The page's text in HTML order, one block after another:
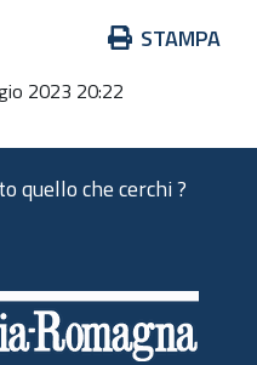
STAMPA
2023 20:22
quello che cerchi ?